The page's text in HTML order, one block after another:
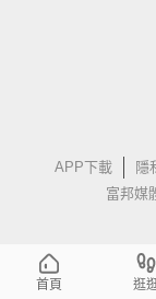
APP下載 隱
富邦媒
首頁 逛